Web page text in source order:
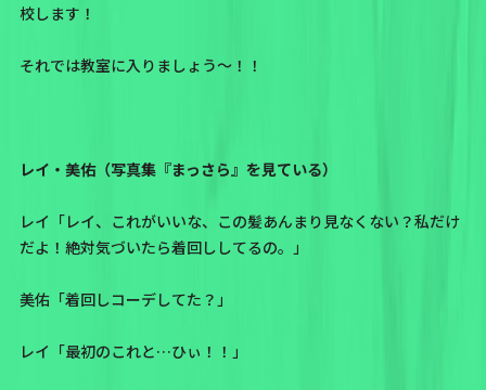
校します！
それでは教室に入りましょう〜！！
レイ・美佑（写真集『まっさら』を見ている）
レイ「レイ、これがいいな、この髪あんまり見なくない？私だけ
だよ！絶対気づいたら着回ししてるの。」
美佑「着回しコーデしてた？」
レイ「最初のこれと…ひぃ！！」